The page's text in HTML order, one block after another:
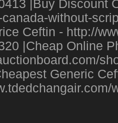
|Buy Discount
without-
Ceftin - http://
|Cheap Online
Generic